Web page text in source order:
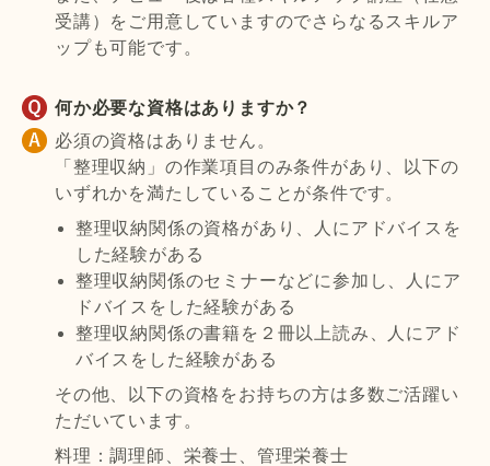
受講）をご用意していますのでさらなるスキルア
ップも可能です。
何か必要な資格はありますか？
必須の資格はありません。
「整理収納」の作業項目のみ条件があり、以下の
いずれかを満たしていることが条件です。
整理収納関係の資格があり、人にアドバイスを
した経験がある
整理収納関係のセミナーなどに参加し、人にア
ドバイスをした経験がある
整理収納関係の書籍を２冊以上読み、人にアド
バイスをした経験がある
その他、以下の資格をお持ちの方は多数ご活躍い
ただいています。
料理：調理師、栄養士、管理栄養士